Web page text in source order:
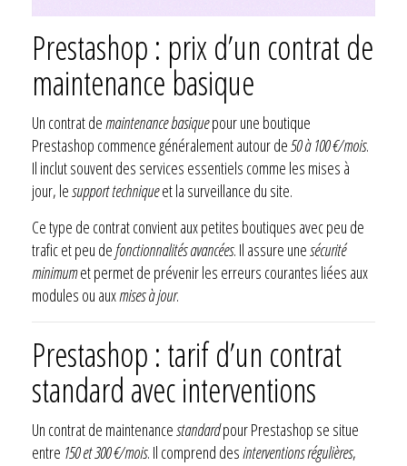
Prestashop : prix d’un contrat de
maintenance basique
Un contrat de maintenance basiquepour une boutique
Prestashop commence généralement autour de50 à 100 €/mois.
Il inclut souvent des services essentiels comme les mises à
jour, lesupport techniqueet la surveillance du site.
Ce type de contrat convient aux petites boutiques avec peu de
trafic et peu defonctionnalités avancées. Il assure unesécurité
minimumet permet de prévenir les erreurs courantes liées aux
modules ou auxmises à jour.
Prestashop : tarif d’un contrat
standard avec interventions
Un contrat de maintenancestandardpour Prestashop se situe
entre 150 et 300 €/mois. Il comprend desinterventions régulières,